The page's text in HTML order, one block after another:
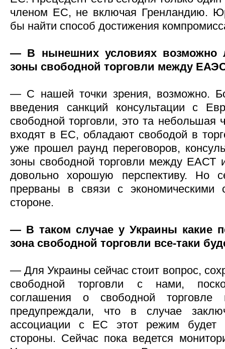
членом ЕС, не включая Гренландию.
бы найти способ достижения
— В нынешних условиях возможно
зоны свободной торговли между
— С нашей точки зрения, возможно.
введения санкций консультации с
свободной торговли, это та небольшая
входят в ЕС, обладают свободой в
уже прошел раунд переговоров,
зоны свободной торговли между
довольно хорошую перспективу. Но
прерваны в связи с
стороне.
— В таком случае у Украины какие
зона свободной торговли все-таки
— Для Украины сейчас стоит вопрос,
свободной торговли с нами,
соглашения о свободной
предупреждали, что в случае
ассоциации с ЕС этот режим будет
стороны. Сейчас пока ведется